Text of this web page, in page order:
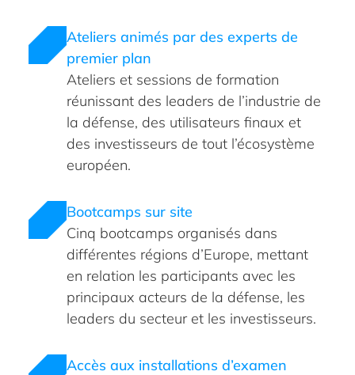
Ateliers animés par des experts de
premier plan
Ateliers et sessions de formation
réunissant des leaders de l’industrie de
la défense, des utilisateurs finaux et
des investisseurs de tout l’écosystème
européen.
Bootcamps sur site
Cinq bootcamps organisés dans
différentes régions d’Europe, mettant
en relation les participants avec les
principaux acteurs de la défense, les
leaders du secteur et les investisseurs.
Accès aux installations d’examen